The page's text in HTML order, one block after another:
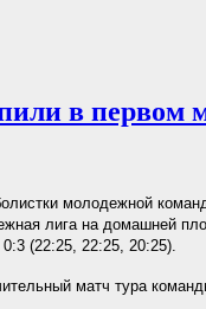
в первом
молодежной
лига на домашней
(22:25, 22:25, 20:25).
матч тура